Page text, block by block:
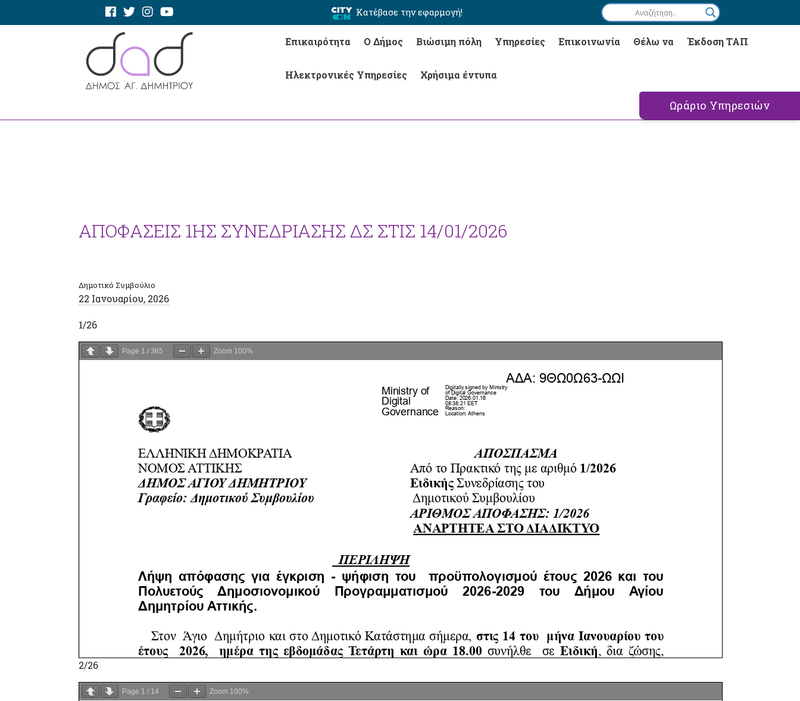
Κατέβασε την εφαρμογή!
Επικαιρότητα Ο Δήμος Βιώσιμη πόλη Υπηρεσίες Επικοινωνία Θέλω να Έκδοση ΤΑΠ
Ηλεκτρονικές Υπηρεσίες Χρήσιμα έντυπα
Ωράριο Υπηρεσιών
ΑΠΟΦΑΣΕΙΣ 1ΗΣ ΣΥΝΕΔΡΙΑΣΗΣ ΔΣ ΣΤΙΣ 14/01/2026
Δημοτικό Συμβούλιο
22 Ιανουαρίου, 2026
1/26
Page 1 / 365 Zoom 100%
2/26
Page 1 / 14 Zoom 100%